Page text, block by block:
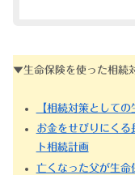
▼生命保険を使った相続
【相続対策として
お金をせびりにく
ト相続計画
亡くなった父が生命